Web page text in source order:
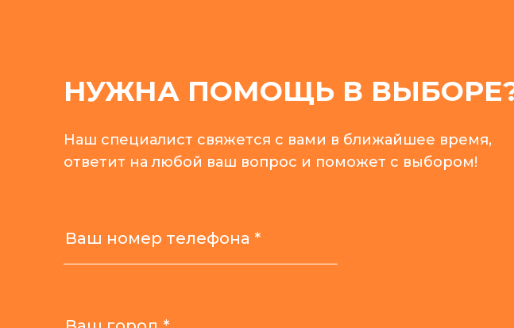
НУЖНА ПОМОЩЬ В
Наш специалист свяжется с вами в ближайшее время,
ответит на любой ваш вопрос и поможет с выбором!